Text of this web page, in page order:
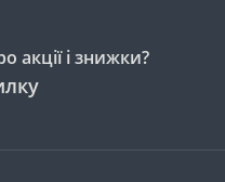
акції і знижки?